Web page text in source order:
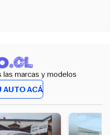
marcas y modelos
AUTO ACÁ